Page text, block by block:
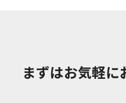
まずはお気軽